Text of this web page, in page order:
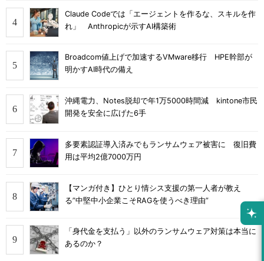
Claude Codeでは「エージェントを作るな、スキルを作
れ」 Anthropicが示すAI構築術
Broadcom値上げで加速するVMware移行 HPE幹部が
明かすAI時代の備え
沖縄電力、Notes脱却で年1万5000時間減 kintone市民
開発を安全に広げた6手
多要素認証導入済みでもランサムウェア被害に 復旧費
用は平均2億7000万円
【マンガ付き】ひとり情シス支援の第一人者が教え
る”中堅中小企業こそRAGを使うべき理由”
「身代金を支払う」以外のランサムウェア対策は本当に
あるのか？